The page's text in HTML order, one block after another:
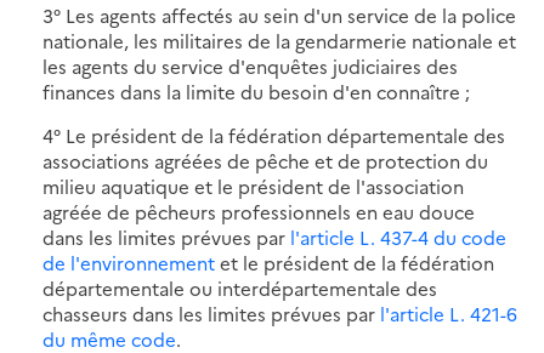
3° Les agents affectés au sein d'un service de la police
nationale, les militaires de la gendarmerie nationale et
les agents du service d'enquêtes judiciaires des
finances dans la limite du besoin d'en connaître ;
4° Le président de la fédération départementale des
associations agréées de pêche et de protection du
milieu aquatique et le président de l'association
agréée de pêcheurs professionnels en eau douce
dans les limites prévues par l'article L. 437-4 du code
de l'environnementet le président de la fédération
départementale ou interdépartementale des
chasseurs dans les limites prévues par l'article L. 421-6
du même code.